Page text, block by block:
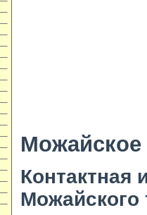
Можайское
Контактная
Можайского